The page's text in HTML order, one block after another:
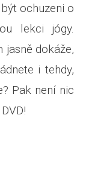
ochuzeni o
lekci jógy.
jasně dokáže,
i tehdy,
Pak není nic